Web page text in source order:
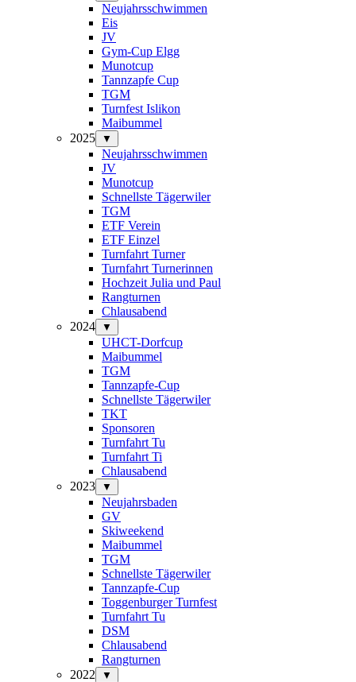
Neujahrsschwimmen
Eis
JV
Gym-Cup Elgg
Munotcup
Tannzapfe Cup
TGM
Turnfest Islikon
Maibummel
2025
▼
Neujahrsschwimmen
JV
Munotcup
Schnellste Tägerwiler
TGM
ETF Verein
ETF Einzel
Turnfahrt Turner
Turnfahrt Turnerinnen
Hochzeit Julia und Paul
Rangturnen
Chlausabend
2024
▼
UHCT-Dorfcup
Maibummel
TGM
Tannzapfe-Cup
Schnellste Tägerwiler
TKT
Sponsoren
Turnfahrt Tu
Turnfahrt Ti
Chlausabend
2023
▼
Neujahrsbaden
GV
Skiweekend
Maibummel
TGM
Schnellste Tägerwiler
Tannzapfe-Cup
Toggenburger Turnfest
Turnfahrt Tu
DSM
Chlausabend
Rangturnen
2022
▼